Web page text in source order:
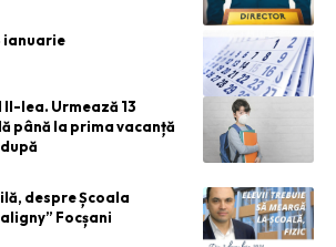
ianuarie
lea. Urmează 13
până la prima vacanță
despre Școala
Focșani